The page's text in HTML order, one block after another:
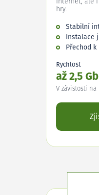
hry.
Stabilní
Instalace
Přechod
Rychlost
až 2,5
V závislosti na